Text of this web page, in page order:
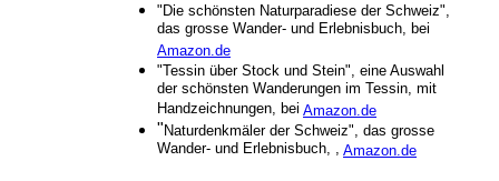
"Die schönsten Naturparadiese der Schweiz",
das grosse Wander- und Erlebnisbuch, bei
Amazon.de
"Tessin über Stock und Stein", eine Auswahl
der schönsten Wanderungen im Tessin, mit
Handzeichnungen, bei Amazon.de
" Naturdenkmäler der Schweiz", das grosse
Wander- und Erlebnisbuch, , Amazon.de